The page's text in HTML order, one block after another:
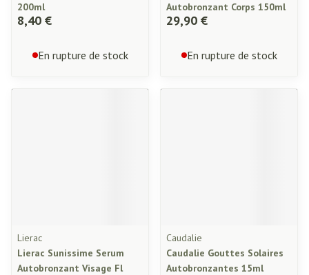
200ml
8,40 €
En rupture de stock
Autobronzant Corps 150ml
29,90 €
En rupture de stock
Lierac
Lierac Sunissime Serum
Autobronzant Visage Fl
Caudalie
Caudalie Gouttes Solaires
Autobronzantes 15ml